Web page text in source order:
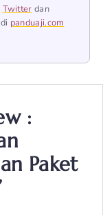
Twitter dan
panduaji.com
:
Paket